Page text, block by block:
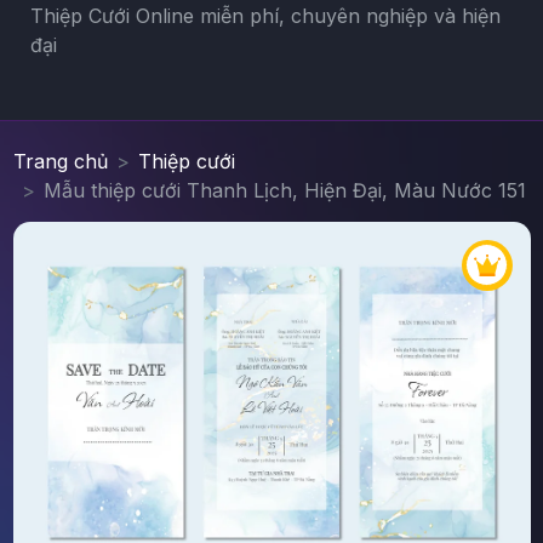
Thiệp Cưới Online miễn phí, chuyên nghiệp và hiện
đại
Trang chủ
Thiệp cưới
Mẫu thiệp cưới Thanh Lịch, Hiện Đại, Màu Nước 151